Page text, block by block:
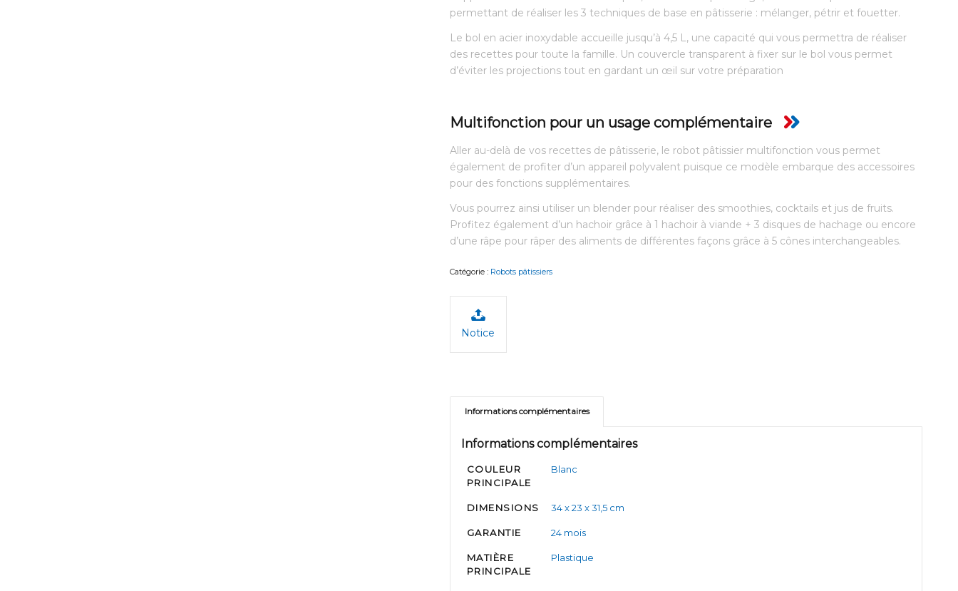
permettant de réaliser les 3 techniques de base en pâtisserie : mélanger, pétrir et fouetter.
Le bol en acier inoxydable accueille jusqu’à 4,5 L, une capacité qui vous permettra de réaliser
des recettes pour toute la famille. Un couvercle transparent à fixer sur le bol vous permet
d’éviter les projections tout en gardant un œil sur votre préparation
Multifonction pour un usage complémentaire
Aller au-delà de vos recettes de pâtisserie, le robot pâtissier multifonction vous permet
également de profiter d’un appareil polyvalent puisque ce modèle embarque des accessoires
pour des fonctions supplémentaires.
Vous pourrez ainsi utiliser un blender pour réaliser des smoothies, cocktails et jus de fruits.
Profitez également d’un hachoir grâce à 1 hachoir à viande + 3 disques de hachage ou encore
d’une râpe pour râper des aliments de différentes façons grâce à 5 cônes interchangeables.
Catégorie : Robots pâtissiers
Notice
Informations complémentaires
Informations complémentaires
COULEUR
PRINCIPALE
Blanc
DIMENSIONS 34 x 23 x 31,5 cm
GARANTIE 24 mois
MATIÈRE
PRINCIPALE
Plastique